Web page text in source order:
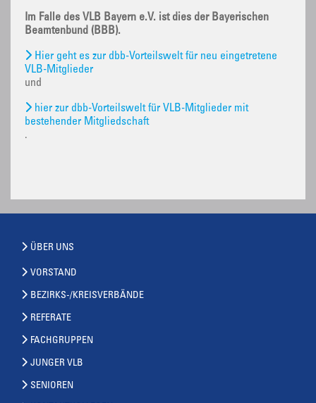
Im Falle des VLB Bayern e.V. ist dies der Bayerischen
Beamtenbund (BBB).
Hier geht es zur dbb-Vorteilswelt für neu eingetretene
VLB-Mitglieder
und
hier zur dbb-Vorteilswelt für VLB-Mitglieder mit
bestehender Mitgliedschaft
.
ÜBER UNS
VORSTAND
BEZIRKS-/KREISVERBÄNDE
REFERATE
FACHGRUPPEN
JUNGER VLB
SENIOREN